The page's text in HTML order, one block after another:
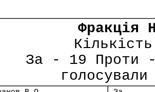
Фракція
За - 19 Проти